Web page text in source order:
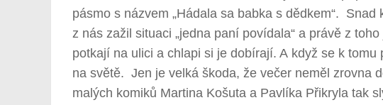
pásmo s názvem „Hádala sa babka s dědkem“. Snad
z nás zažil situaci „jedna paní povídala“ a právě z
potkají na ulici a chlapi si je dobírají. A když se k
na světě. Jen je velká škoda, že večer neměl zrovna
malých komiků Martina Košuta a Pavlíka Přikryla tak